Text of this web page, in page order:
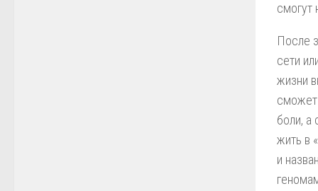
смогут
После
сети
жизни
сможет
боли, а
жить в
и